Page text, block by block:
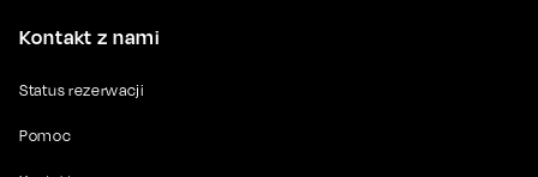
Kontakt z nami
Status rezerwacji
Pomoc